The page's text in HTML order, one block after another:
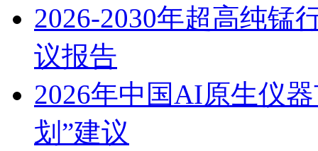
2026-2030年超高纯锰
议报告
2026年中国AI原生仪
划”建议